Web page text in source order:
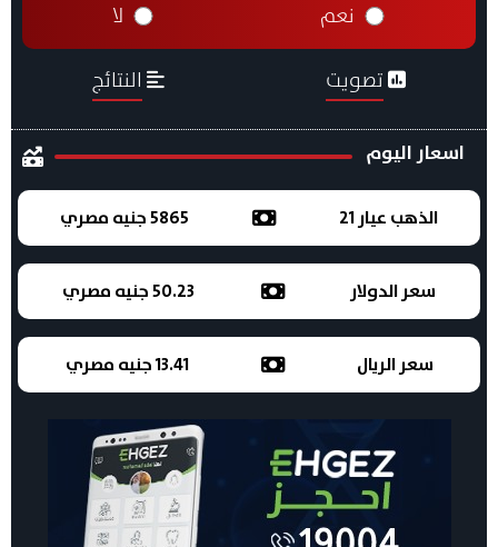
نعم لا
تصويت النتائج
اسعار اليوم
الذهب عيار 21 5865 جنيه مصري
سعر الدولار 50.23 جنيه مصري
سعر الريال 13.41 جنيه مصري